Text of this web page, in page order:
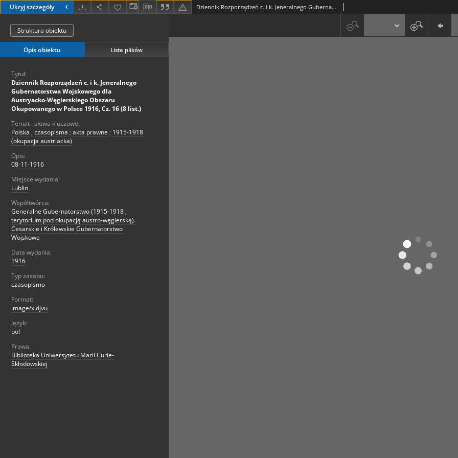
Ukryj szczegóły Dziennik Rozporządzeń c. i k. Jeneralnego Gubernatorstwa Wojskowego dla Austryacko-Węgierskiego Obszaru Okupowanego w Polsce 1916, Cz. 16 (8 list.)
Struktura obiektu
Opis obiektu Lista plików
Tytuł:
Dziennik Rozporządzeń c. i k. Jeneralnego
Gubernatorstwa Wojskowego dla
Austryacko-Węgierskiego Obszaru
Okupowanego w Polsce 1916, Cz. 16 (8 list.)
Temat i słowa kluczowe:
Polska ; czasopisma ; akta prawne ; 1915-1918
(okupacja austriacka)
Opis:
08-11-1916
Miejsce wydania:
Lublin
Współtwórca:
Generalne Gubernatorstwo (1915-1918 ;
terytorium pod okupacją austro-węgierską).
Cesarskie i Królewskie Gubernatorstwo
Wojskowe
Data wydania:
1916
Typ zasobu:
czasopismo
Format:
image/x.djvu
Język:
pol
Prawa:
Biblioteka Uniwersytetu Marii Curie-
Skłodowskiej